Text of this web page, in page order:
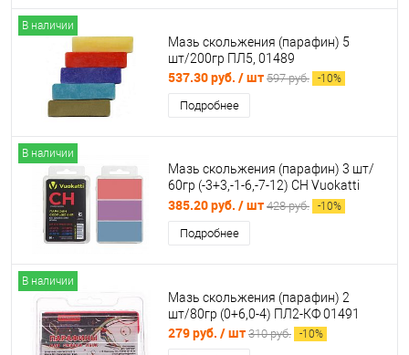
В наличии
Мазь скольжения (парафин) 5
шт/200гр ПЛ5, 01489
537.30 руб. / шт 597 руб. -10%
Подробнее
В наличии
Мазь скольжения (парафин) 3 шт/
60гр (-3+3,-1-6,-7-12) CH Vuokatti
046025
385.20 руб. / шт 428 руб. -10%
Подробнее
В наличии
Мазь скольжения (парафин) 2
шт/80гр (0+6,0-4) ПЛ2-КФ 01491
279 руб. / шт 310 руб. -10%